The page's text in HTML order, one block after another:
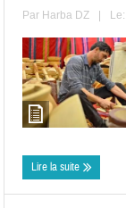
Par Harba DZ
Lire la suite